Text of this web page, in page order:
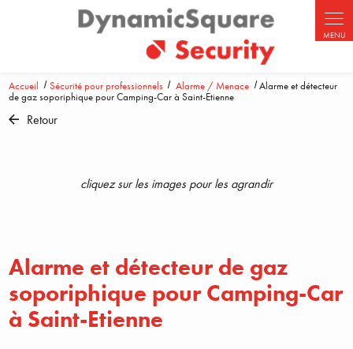
Accueil Sécurité pour professionnels Alarme / Menace
Alarme et détecteur
de gaz soporiphique pour Camping-Car à Saint-Etienne
Retour
cliquez sur les images pour les agrandir
Alarme et détecteur de gaz
soporiphique pour Camping-Car
à Saint-Etienne